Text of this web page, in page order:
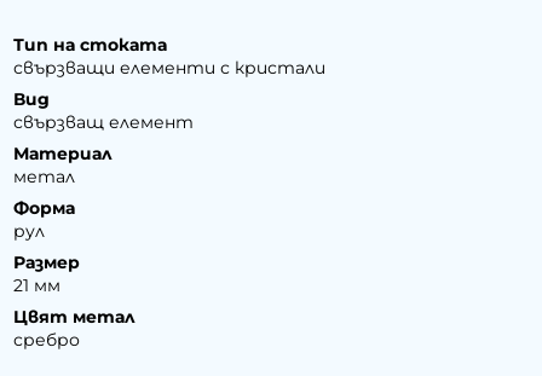
Тип на стоката
свързващи елементи с кристали
Вид
свързващ елемент
Материал
метал
Форма
рул
Размер
21 мм
Цвят метал
сребро